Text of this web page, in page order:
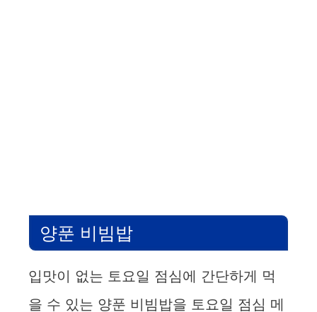
양푼 비빔밥
입맛이 없는 토요일 점심에 간단하게 먹
을 수 있는 양푼 비빔밥을 토요일 점심 메